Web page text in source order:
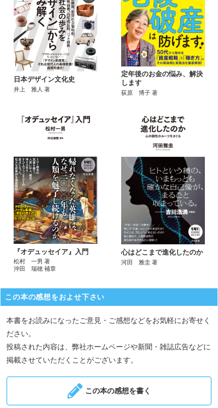
日本デザイン文化史
井上 雅人 著
定年後のお金の悩み、解決
します
荻原 博子 著
『オデュッセイア』入門
松村 一男 著
沖田 瑞穂 補章
心はどこまで進化したのか
河田 雅圭 著
この本の感想をおよせ下さい
本書をお読みになったご意見・ご感想などをお気軽にお寄せく
ださい。
投稿された内容は、弊社ホームページや新聞・雑誌広告などに
掲載させていただくことがございます。
この本の感想を書く